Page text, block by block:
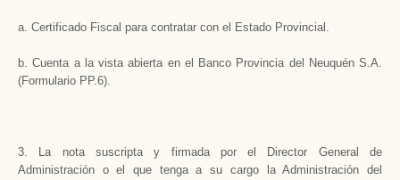
a. Certificado Fiscal para contratar con el Estado Provincial.
b. Cuenta a la vista abierta en el Banco Provincia del Neuquén S.A.
(Formulario PP.6).
3. La nota suscripta y firmada por el Director General de
Administración o el que tenga a su cargo la Administración del